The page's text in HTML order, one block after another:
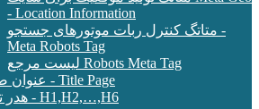
- Location Information
متاتگ کنترل ربات موتورهای جستجو -
Meta Robots Tag
لیست مرجع Robots Meta Tag
عنوان صفحه - Title Page
هدر تگ ها - H1,H2,…,H6